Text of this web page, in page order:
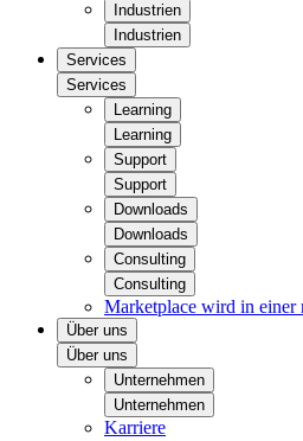
Industrien
Industrien
Services
Services
Learning
Learning
Support
Support
Downloads
Downloads
Consulting
Consulting
Marketplace wird in einer
Über uns
Über uns
Unternehmen
Unternehmen
Karriere